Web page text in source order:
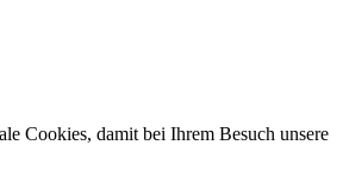
Cookies, damit bei Ihrem Besuch unsere